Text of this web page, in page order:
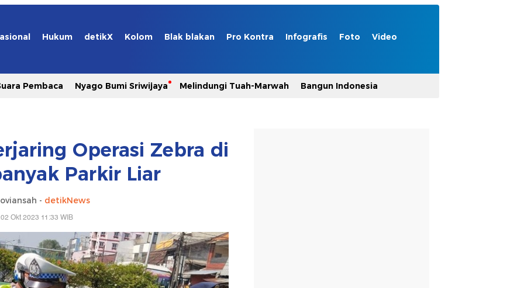
Hukum detikX Kolom Blak blakan Pro Kontra Infografis Foto Video
Pembaca Nyago Bumi Sriwijaya Melindungi Tuah-Marwah Bangun Indonesia
Operasi Zebra di
Parkir Liar
- detikNews
Okt 2023 11:33 WIB